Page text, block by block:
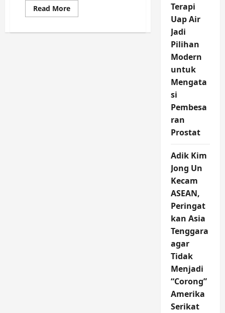
Read MoreRead
more
Mesin
Terapi
Uap Air
Jadi
Pilihan
Modern
untuk
Mengata
si
Pembesa
ran
Prostat
Adik Kim
Jong Un
Kecam
ASEAN,
Peringat
kan Asia
Tenggara
agar
Tidak
Menjadi
“Corong”
Amerika
Serikat